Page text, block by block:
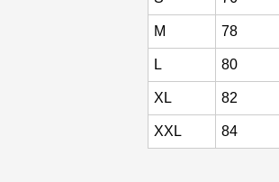
M 78
L 80
XL 82
XXL 84